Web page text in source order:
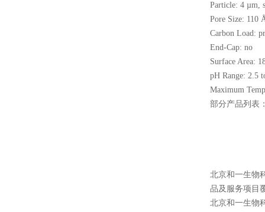
Particle: 4 µm,
Pore Size: 110
Carbon Load:
End-Cap: no
Surface Area:
pH Range: 2.5
Maximum
部分产品列表
北京和一生物
品及服务项目
北京和一生物